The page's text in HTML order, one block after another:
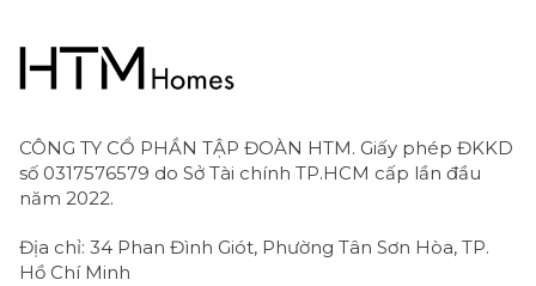
CÔNG TY CỔ PHẦN TẬP ĐOÀN HTM. Giấy phép ĐKKD
số 0317576579 do Sở Tài chính TP.HCM cấp lần đầu
năm 2022.
Địa chỉ: 34 Phan Đình Giót, Phường Tân Sơn Hòa, TP.
Hồ Chí Minh